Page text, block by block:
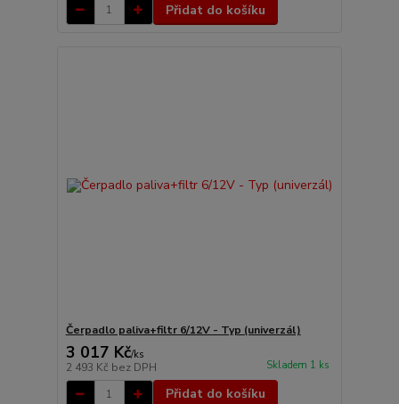
Přidat do košíku
Čerpadlo paliva+filtr 6/12V - Typ (univerzál)
3 017 Kč/ks
2 493 Kč bez DPH Skladem 1 ks
Přidat do košíku